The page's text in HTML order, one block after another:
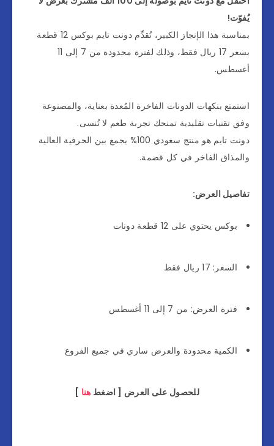
يُفوّت!
بمناسبة هذا الإنجاز الكبير، تُقدِّم دونت تايم بوكس 12 قطعة
بسعر 17 ريال فقط، وذلك لفترة محدودة من 7 إلى 11
أغسطس.
استمتع بنكهات الدونات الفاخرة المُعدة بعناية، والمصنوعة
وفق تقنيات تقليدية تمنحك تجربة طعم لا تُنسى.
دونت تايم هو منتج سعودي 100% يجمع بين الحرفية العالية
والمذاق الفاخر في كل قضمة.
تفاصيل العرض:
بوكس يحتوي على 12 قطعة دونات
السعر: 17 ريال فقط
فترة العرض: من 7 إلى 11 أغسطس
الكمية محدودة والعرض ساري في جميع الفروع
للحصول على العرض [ اضغط هنا ]